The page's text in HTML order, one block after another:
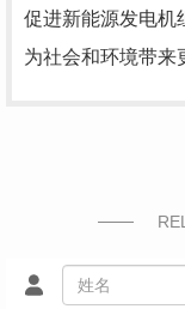
促进新能源发电机
为社会和环境带来